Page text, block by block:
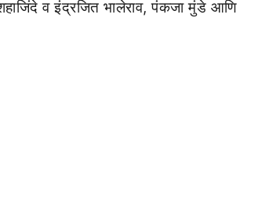
व इंद्रजित भालेराव, पंकजा मुंडे आणि